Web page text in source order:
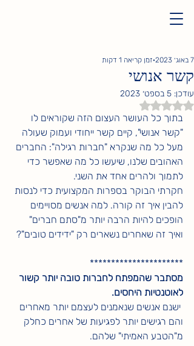
קשר אנושי
7 באוג׳ 2023 זמן קריאה 1 דקות
עודכן: 5 בספט׳ 2023
דירוג של NaN מתוך 5 כוכבים
בתוך כל העושר העצום הזה שקוראים לו
"קשר אנושי", קיים קשר ייחודי ועמוק שעולה
מעל כל מה שנקרא "חברות רגילה": החברים
האהובים שלנו, שיעשו כל מה שאפשר כדי
לתמוך ולהרים אחד את השני.
חקרתי הבוקר בספרות המקצועית כדי לנסות
להבין איך זה קורה. למה אנשים מסויימים
הופכים להיות הרבה יותר מ"סתם חברים"
ואיך זה שאחרים נשארים רק "ידידים טובים"?
**********************
מסתבר שהמפתח לחברות טובה יותר קשור
לאוטנטיות היחסים.
ישנם אנשים שנאמנים לעצמם יותר מאחרים
והם רגישים יותר לפגיעות של אחרים כחלק
מ"הטבע האמיתי" שלהם.